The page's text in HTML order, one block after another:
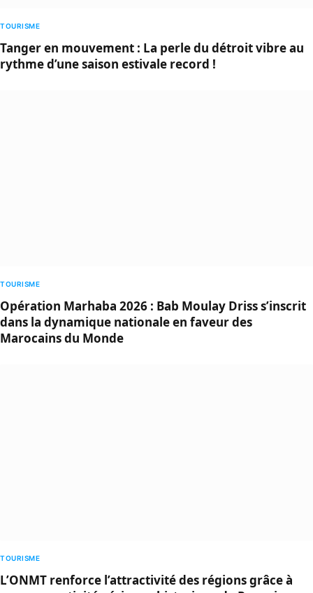
TOURISME
Tanger en mouvement : La perle du détroit vibre au
rythme d’une saison estivale record !
TOURISME
Opération Marhaba 2026 : Bab Moulay Driss s’inscrit
dans la dynamique nationale en faveur des
Marocains du Monde
TOURISME
L’ONMT renforce l’attractivité des régions grâce à